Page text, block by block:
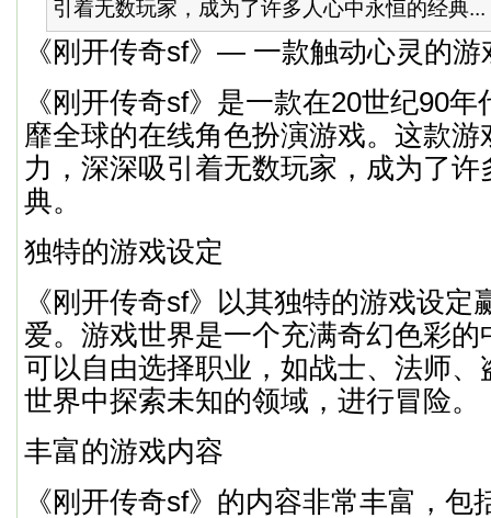
引着无数玩家，成为了许多人心中永恒的经典...
《刚开传奇sf》— 一款触动心灵的游
《刚开传奇sf》是一款在20世纪90
靡全球的在线角色扮演游戏。这款游
力，深深吸引着无数玩家，成为了
典。
独特的游戏设定
《刚开传奇sf》以其独特的游戏设定
爱。游戏世界是一个充满奇幻色彩
可以自由选择职业，如战士、法师、
世界中探索未知的领域，进行冒险。
丰富的游戏内容
《刚开传奇sf》的内容非常丰富，包